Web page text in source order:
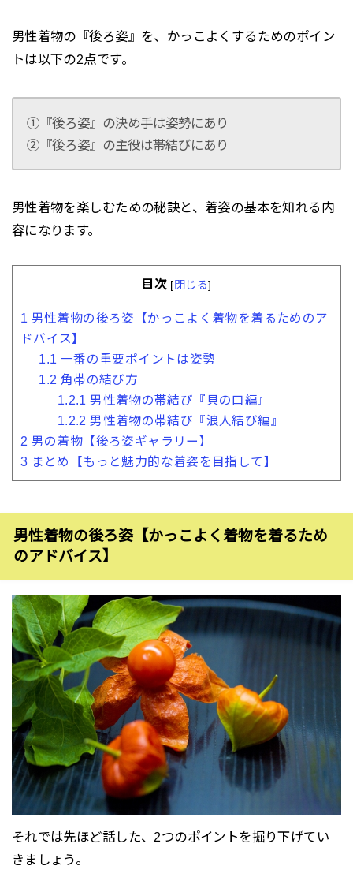
男性着物の『後ろ姿』を、かっこよくするためのポイン
トは以下の2点です。
①『後ろ姿』の決め手は姿勢にあり
②『後ろ姿』の主役は帯結びにあり
男性着物を楽しむための秘訣と、着姿の基本を知れる内
容になります。
目次 [閉じる]
1 男性着物の後ろ姿【かっこよく着物を着るためのア
ドバイス】
1.1 一番の重要ポイントは姿勢
1.2 角帯の結び方
1.2.1 男性着物の帯結び『貝の口編』
1.2.2 男性着物の帯結び『浪人結び編』
2 男の着物【後ろ姿ギャラリー】
3 まとめ【もっと魅力的な着姿を目指して】
男性着物の後ろ姿【かっこよく着物を着るため
のアドバイス】
それでは先ほど話した、2つのポイントを掘り下げてい
きましょう。